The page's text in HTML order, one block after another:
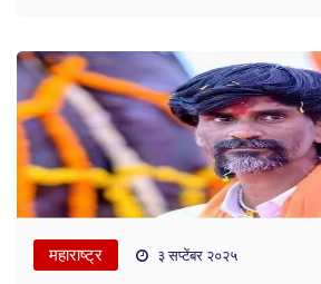
महाराष्ट्र ३ सप्टेंबर २०२५